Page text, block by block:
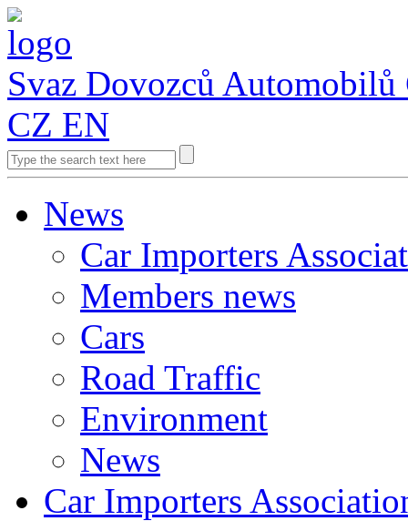
Svaz Dovozců Automobilů
CZ EN
News
Car Importers
Members news
Cars
Road Traffic
Environment
News
Car Importers